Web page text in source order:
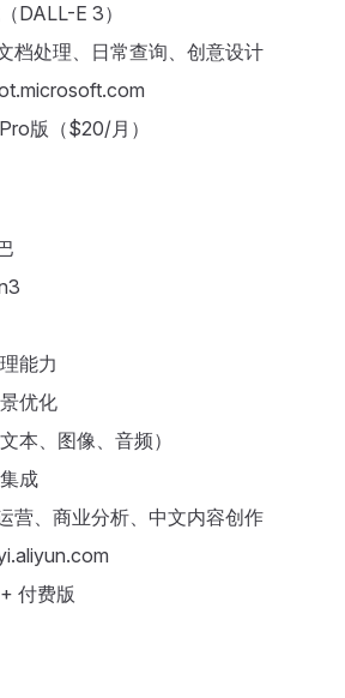
DALL-E 3）
档处理、日常查询、创意设计
版（$20/月）
能力
优化
本、图像、音频）
成
营、商业分析、中文内容创作
付费版